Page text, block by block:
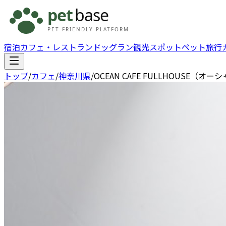
宿泊カフェ・レストラン ドッグラン観光スポットペット旅行
トップ/カフェ/神奈川県/OCEAN CAFE FULLHOUSE（オー